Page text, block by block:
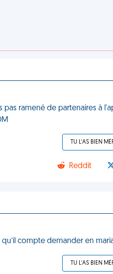
ramené de partenaires à
TU L'AS BIEN
Reddit
compte demander en
TU L'AS BIEN